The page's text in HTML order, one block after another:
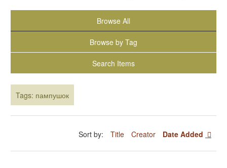
Browse All
Browse by Tag
Search Items
Tags: пампушок
Sort by: Title Creator Date Added